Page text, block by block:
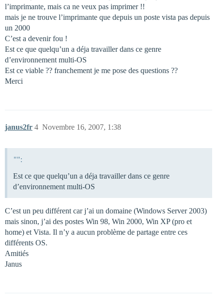
l’imprimante, mais ca ne veux pas imprimer !!
mais je ne trouve l’imprimante que depuis un poste vista pas depuis
un 2000
C’est a devenir fou !
Est ce que quelqu’un a déja travailler dans ce genre
d’environnement multi-OS
Est ce viable ?? franchement je me pose des questions ??
Merci
janus2fr Novembre 16, 2007, 1:38
4
"":
Est ce que quelqu’un a déja travailler dans ce genre
d’environnement multi-OS
C’est un peu différent car j’ai un domaine (Windows Server 2003)
mais sinon, j’ai des postes Win 98, Win 2000, Win XP (pro et
home) et Vista. Il n’y a aucun problème de partage entre ces
différents OS.
Amitiés
Janus